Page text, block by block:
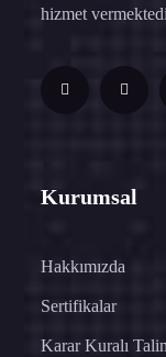
hizmet
Kurumsal
Hakkımızda
Sertifikalar
Karar Kuralı